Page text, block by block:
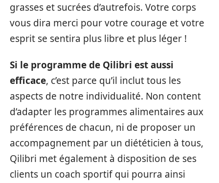
grasses et sucrées d’autrefois. Votre corps
vous dira merci pour votre courage et votre
esprit se sentira plus libre et plus léger !
Si le programme de Qilibri est aussi
efficace, c’est parce qu’il inclut tous les
aspects de notre individualité. Non content
d’adapter les programmes alimentaires aux
préférences de chacun, ni de proposer un
accompagnement par un diététicien à tous,
Qilibri met également à disposition de ses
clients un coach sportif qui pourra ainsi